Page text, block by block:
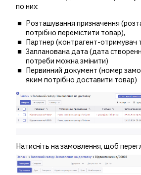
по них:
Розташування призначення
потрібно перемістити товар),
Партнер (контрагент-отримувач
Запланована дата (дата
потреби можна змінити)
Первинний документ (номер
яким потрібно доставити товар)
Натисніть на замовлення, щоб